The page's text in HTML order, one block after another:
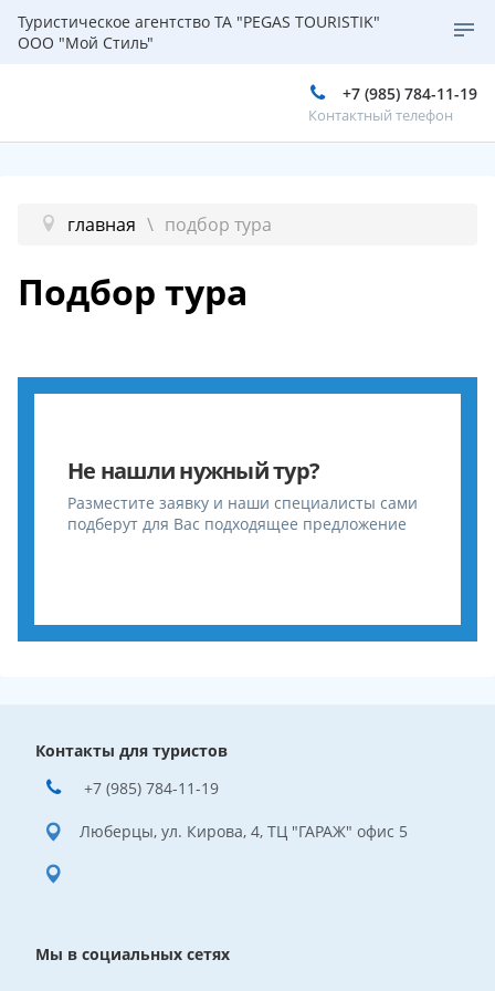
Туристическое агентство ТА "PEGAS TOURISTIK"
ООО "Мой Стиль"
+7 (985) 784-11-19
Контактный телефон
главная подбор тура
Подбор тура
Не нашли нужный тур?
Разместите заявку и наши специалисты сами
подберут для Вас подходящее предложение
Контакты для туристов
+7 (985) 784-11-19
Люберцы, ул. Кирова, 4, ТЦ "ГАРАЖ" офис 5
Мы в социальных сетях